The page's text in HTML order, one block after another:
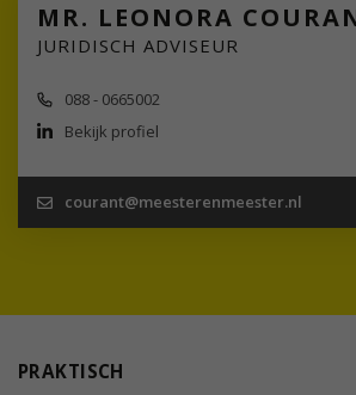
MR. LEONORA
JURIDISCH ADVISEUR
088 - 0665002
Bekijk profiel
courant@meesterenmeester.nl
PRAKTISCH